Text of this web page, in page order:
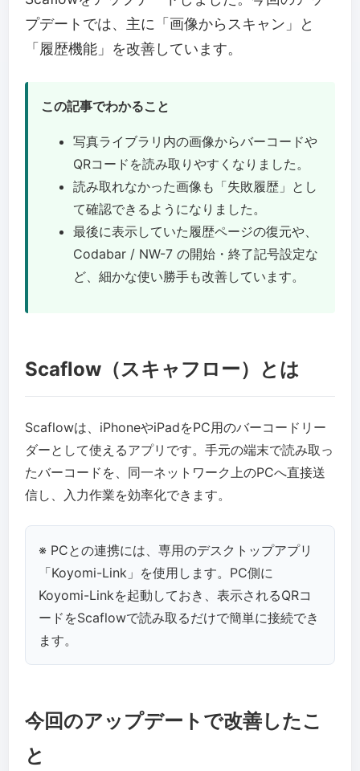
プデートでは、主に「画像からスキャン」と
「履歴機能」を改善しています。
この記事でわかること
写真ライブラリ内の画像からバーコードや
QRコードを読み取りやすくなりました。
読み取れなかった画像も「失敗履歴」とし
て確認できるようになりました。
最後に表示していた履歴ページの復元や、
Codabar / NW-7 の開始・終了記号設定な
ど、細かな使い勝手も改善しています。
Scaflow（スキャフロー）とは
Scaflowは、iPhoneやiPadをPC用のバーコードリー
ダーとして使えるアプリです。手元の端末で読み取っ
たバーコードを、同一ネットワーク上のPCへ直接送
信し、入力作業を効率化できます。
※ PCとの連携には、専用のデスクトップアプリ
「Koyomi-Link」を使用します。PC側に
Koyomi-Linkを起動しておき、表示されるQRコ
ードをScaflowで読み取るだけで簡単に接続でき
ます。
今回のアップデートで改善したこ
と